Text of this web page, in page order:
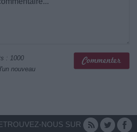
: 1000
nouveau
NOUS SUR